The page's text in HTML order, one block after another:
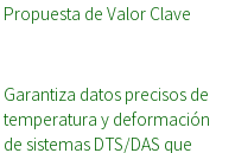
Propuesta de Valor Clave
Garantiza datos precisos de
temperatura y deformación
de sistemas DTS/DAS que